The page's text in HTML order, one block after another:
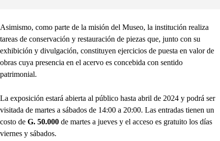
Asimismo, como parte de la misión del Museo, la institución realiza
tareas de conservación y restauración de piezas que, junto con su
exhibición y divulgación, constituyen ejercicios de puesta en valor de
obras cuya presencia en el acervo es concebida con sentido
patrimonial.
La exposición estará abierta al público hasta abril de 2024 y podrá ser
visitada de martes a sábados de 14:00 a 20:00. Las entradas tienen un
costo de G. 50.000 de martes a jueves y el acceso es gratuito los días
viernes y sábados.